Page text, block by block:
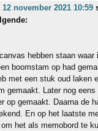
november 2021 10:59
hebben staan
boomstam op had
met een stuk oud laken
gemaakt. Later nog
op gemaakt. Daarna de
En op het laatste
het als memobord te